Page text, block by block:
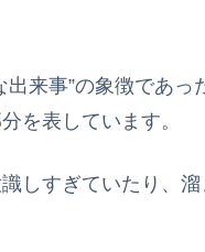
来事”の象徴であっ
を表しています。
しすぎていたり、